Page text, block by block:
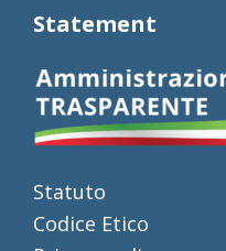
Statement
Statuto
Codice Etico